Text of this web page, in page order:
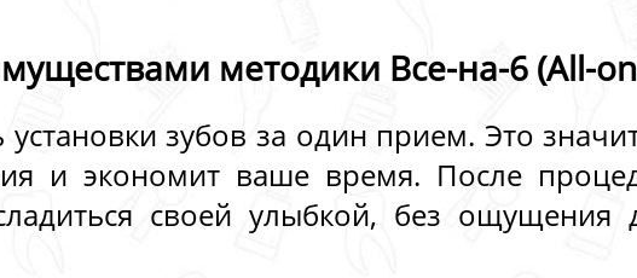
методики Все-на-6 (All-
зубов за один прием. Это
и экономит ваше время. После
своей улыбкой, без ощущения